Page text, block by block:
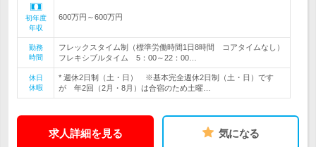
初年度
年収
600万円～600万円
勤務
時間
フレックスタイム制（標準労働時間1日8時間 コアタイムなし）
フレキシブルタイム 5：00～22：00…
休日
休暇
* 週休2日制（土・日） ※基本完全週休2日制（土・日）です
が 年2回（2月・8月）は合宿のため土曜…
求人詳細を見る 気になる